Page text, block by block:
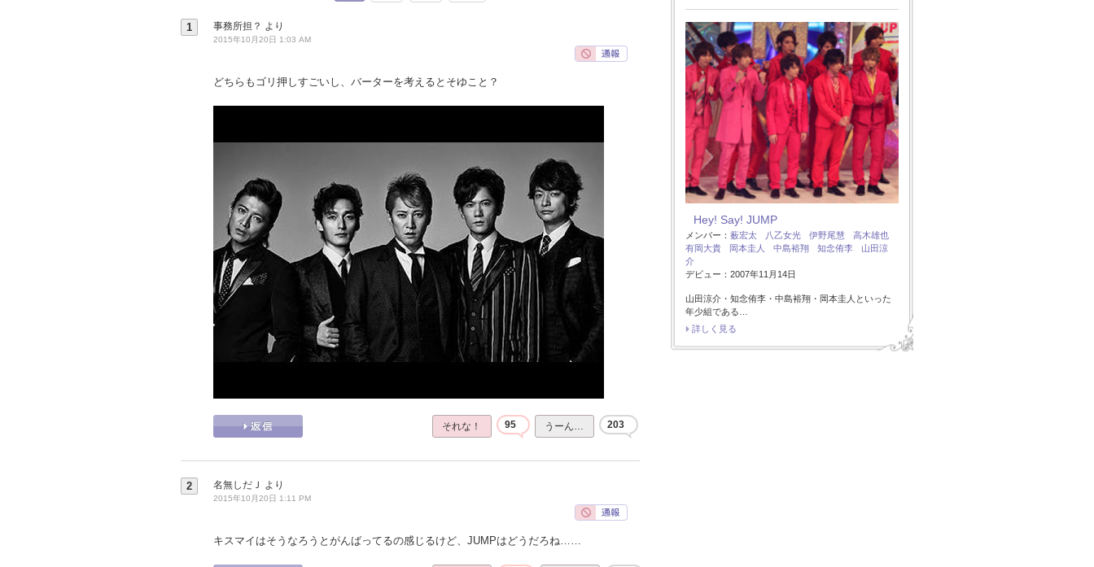
1 事務所担？ より
2015年10月20日 1:03 AM
どちらもゴリ押しすごいし、バーターを考えるとそゆこと？
それな！ 95 うーん… 203
2 名無しだＪ より
2015年10月20日 1:11 PM
キスマイはそうなろうとがんばってるの感じるけど、JUMPはどうだろね……
Hey! Say! JUMP
メンバー： 薮宏太 八乙女光 伊野尾慧
高木雄也
有岡大貴
岡本圭人 中島裕翔 知念侑李
山田涼
介
デビュー：2007年11月14日
山田涼介・知念侑李・中島裕翔・岡本圭人といった
年少組である…
詳しく見る